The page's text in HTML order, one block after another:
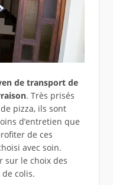
de transport de
. Très prisés
pizza, ils sont
d’entretien que
de ces
avec soin.
sur le choix des
colis.